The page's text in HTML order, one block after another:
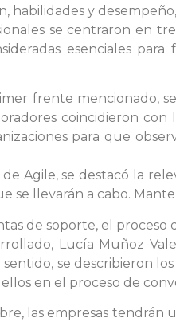
habilidades y
se centraron en
esenciales
frente mencionado,
coincidieron
para que
Agile, se destacó la
se llevarán a cabo.
de soporte, el
Lucía Muñoz
se describieron
en el proceso de
las empresas tendrán